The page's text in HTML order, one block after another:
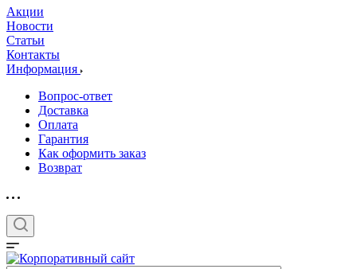
Акции
Новости
Статьи
Контакты
Информация
Вопрос-ответ
Доставка
Оплата
Гарантия
Как оформить заказ
Возврат